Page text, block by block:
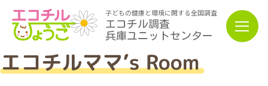
子どもの健康と環境に関する全国調査
エコチル調査
兵庫ユニットセンター